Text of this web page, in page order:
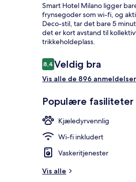
Smart Hotel Milano ligger
frynsegoder som wi-fi, og
Deco-stil, tar det bare 5
det er kort avstand til
trikkeholdeplass.
Anmeldelser
8,48,4 av 10 –
Veldig bra
Vis alle de 896
Populære fasiliteter
Kjæledyrvennlig
Wi-fi inkludert
Vaskeritjenester
Vis alle